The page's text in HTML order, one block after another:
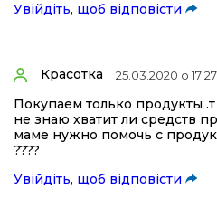
Увійдіть, щоб відповісти
Красотка 25.03.2020 о 17:27
Покупаем только продукты
не знаю хватит ли средств
маме нужно помочь с
????
Увійдіть, щоб відповісти